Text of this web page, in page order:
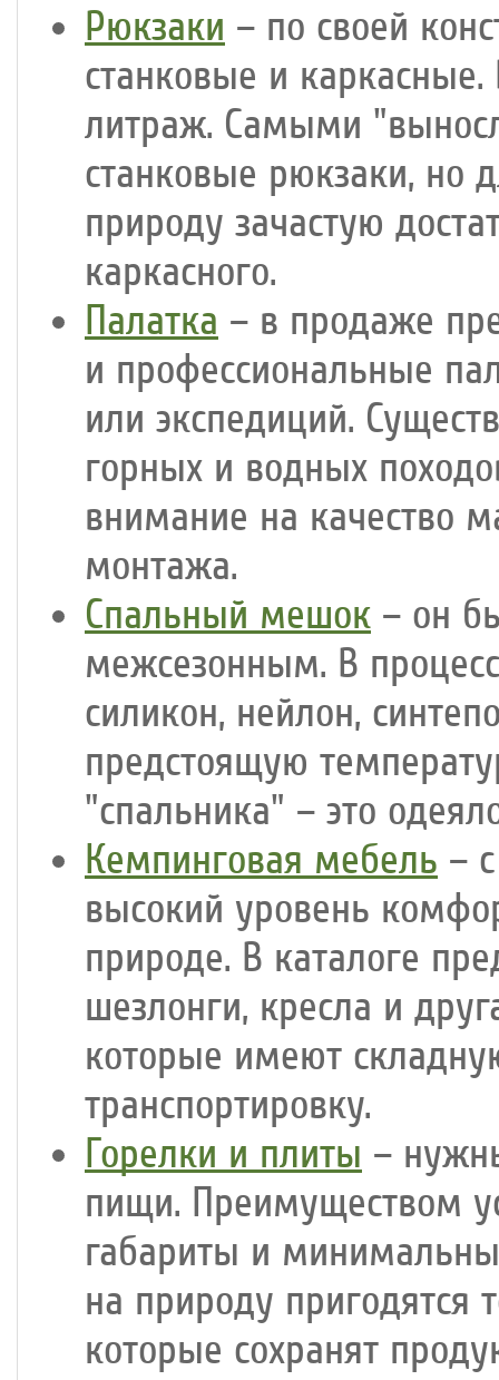
Рюкзаки – по своей
станковые и
литраж. Самыми
станковые рюкзаки, но
природу зачастую
каркасного.
Палатка – в продаже
и профессиональные
или экспедиций.
горных и водных
внимание на качество
монтажа.
Спальный мешок – он
межсезонным. В
силикон, нейлон,
предстоящую
"спальника" – это
Кемпинговая мебель –
высокий уровень
природе. В каталоге
шезлонги, кресла и
которые имеют
транспортировку.
Горелки и плиты –
пищи. Преимуществом
габариты и
на природу пригодятся
которые сохранят